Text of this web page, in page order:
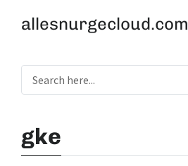
allesnurgecloud.com
gke